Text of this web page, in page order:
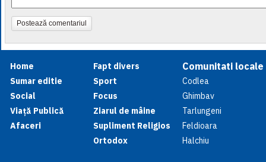
Postează comentariul
Home
Sumar editie
Social
Viață Publică
Afaceri
Fapt divers
Sport
Focus
Ziarul de mâine
Supliment Religios
Ortodox
Comunitati locale
Codlea
Ghimbav
Tarlungeni
Feldioara
Halchiu